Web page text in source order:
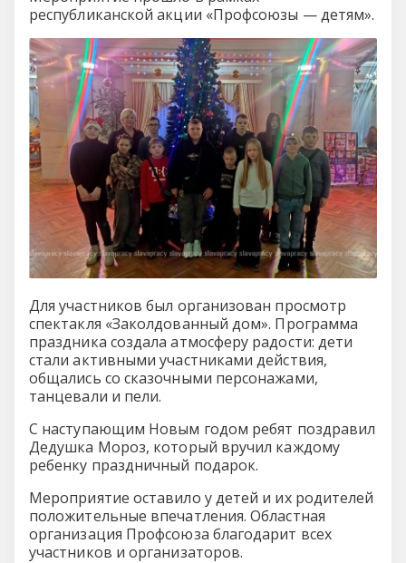
республиканской акции «Профсоюзы — детям».
Для участников был организован просмотр
спектакля «Заколдованный дом». Программа
праздника создала атмосферу радости: дети
стали активными участниками действия,
общались со сказочными персонажами,
танцевали и пели.
С наступающим Новым годом ребят поздравил
Дедушка Мороз, который вручил каждому
ребенку праздничный подарок.
Мероприятие оставило у детей и их родителей
положительные впечатления. Областная
организация Профсоюза благодарит всех
участников и организаторов.